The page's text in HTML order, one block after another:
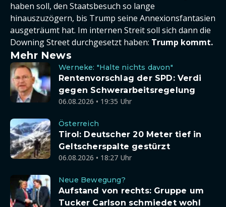
haben soll, den Staatsbesuch so lange
hinauszuzögern, bis Trump seine Annexionsfantasien
ausgeträumt hat. Im internen Streit soll sich dann die
Downing Street durchgesetzt haben: Trump kommt.
Mehr News
Werneke: "Halte nichts davon"
Rentenvorschlag der SPD: Verdi
gegen Schwerarbeitsregelung
06.08.2026 • 19:35 Uhr
Österreich
Tirol: Deutscher 20 Meter tief in
Geltscherspalte gestürzt
06.08.2026 • 18:27 Uhr
Neue Bewegung?
Aufstand von rechts: Gruppe um
Tucker Carlson schmiedet wohl